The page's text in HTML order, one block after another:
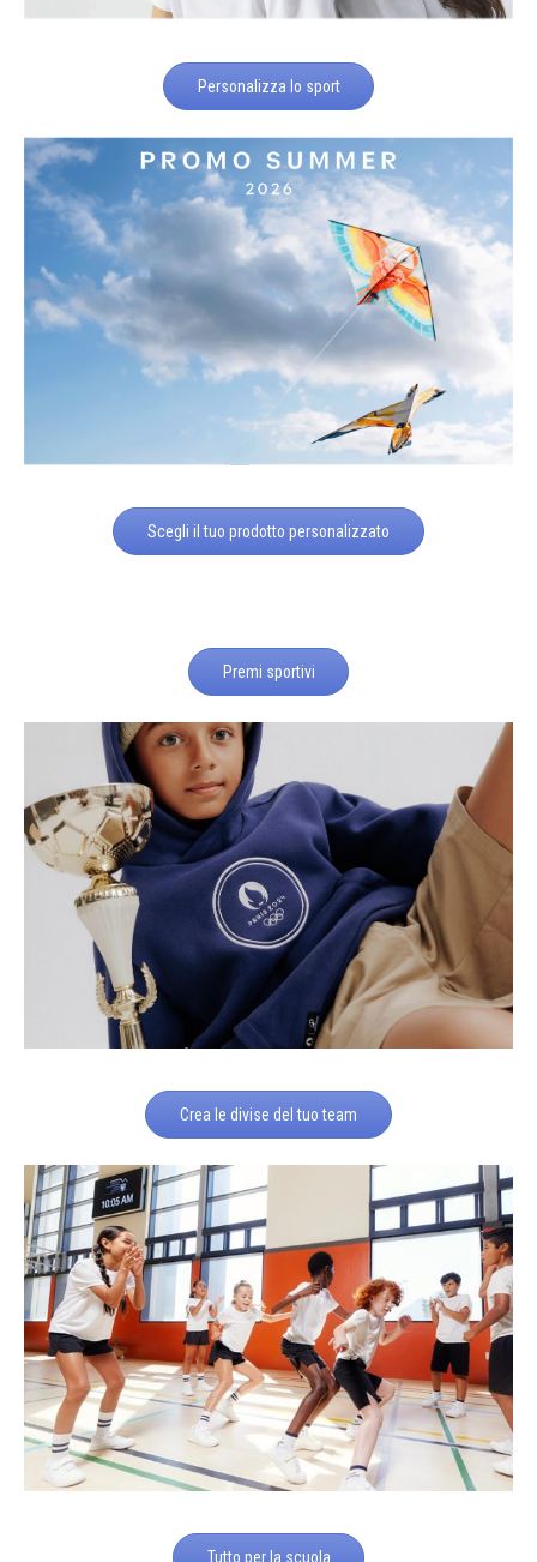
Personalizza lo sport
Scegli il tuo prodotto personalizzato
Premi sportivi
Crea le divise del tuo team
Tutto per la scuola